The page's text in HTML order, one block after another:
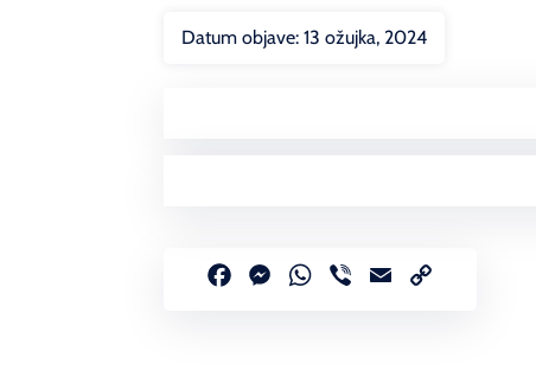
Datum objave: 13 ožujka, 2024
FacebookMessenger
WhatsApp
Viber Email